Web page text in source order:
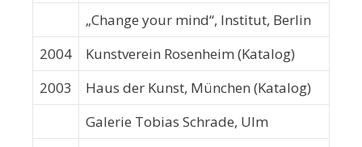
„Change your mind“, Institut, Berlin
2004
Kunstverein Rosenheim (Katalog)
2003
Haus der Kunst, München (Katalog)
Galerie Tobias Schrade, Ulm